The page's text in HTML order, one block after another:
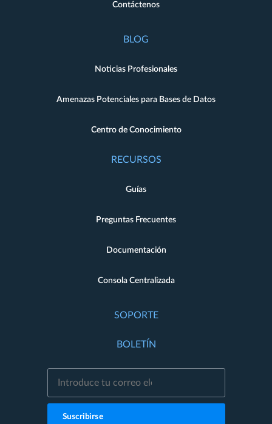
Contáctenos
BLOG
Noticias Profesionales
Amenazas Potenciales para Bases de Datos
Centro de Conocimiento
RECURSOS
Guías
Preguntas Frecuentes
Documentación
Consola Centralizada
SOPORTE
BOLETÍN
Suscribirse